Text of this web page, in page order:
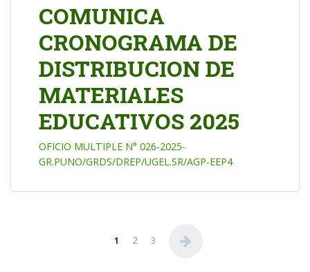
COMUNICA
CRONOGRAMA DE
DISTRIBUCION DE
MATERIALES
EDUCATIVOS 2025
OFICIO MULTIPLE N° 026-2025-
GR.PUNO/GRDS/DREP/UGEL.SR/AGP-EEP4
Paginación de entradas
1 2 3